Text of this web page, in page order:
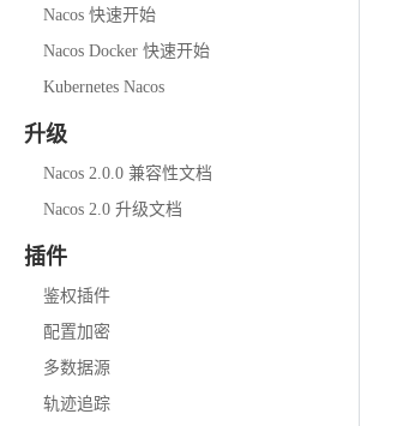
Nacos 快速开始
Nacos Docker 快速开始
Kubernetes Nacos
升级
Nacos 2.0.0 兼容性文档
Nacos 2.0 升级文档
插件
鉴权插件
配置加密
多数据源
轨迹追踪